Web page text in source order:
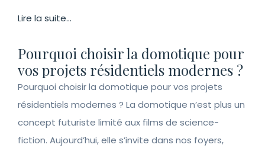
Lire la suite...
Pourquoi choisir la domotique pour
vos projets résidentiels modernes ?
Pourquoi choisir la domotique pour vos projets
résidentiels modernes ? La domotique n’est plus un
concept futuriste limité aux films de science-
fiction. Aujourd’hui, elle s’invite dans nos foyers,